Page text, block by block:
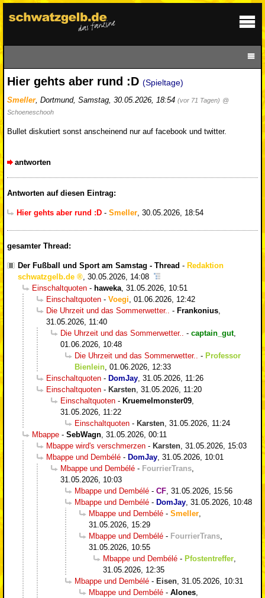
Hier gehts aber rund :D (Spieltage)
Smeller, Dortmund, Samstag, 30.05.2026, 18:54 (vor 71 Tagen) @
Schoeneschooh
Bullet diskutiert sonst anscheinend nur auf facebook und twitter.
antworten
Antworten auf diesen Eintrag:
Hier gehts aber rund :D - Smeller, 30.05.2026, 18:54
gesamter Thread:
Der Fußball und Sport am Samstag - Thread - Redaktion
schwatzgelb.de
30.05.2026, 14:08
Einschaltquoten - haweka 31.05.2026, 10:51
Einschaltquoten - Voegi 01.06.2026, 12:42
Die Uhrzeit und das Sommerwetter..
- Frankonius
31.05.2026, 11:40
Die Uhrzeit und das Sommerwetter..
- captain_gut,
01.06.2026, 10:48
Die Uhrzeit und das Sommerwetter..
- Professor
Bienlein 01.06.2026, 12:33
Einschaltquoten - DomJay 31.05.2026, 11:26
Einschaltquoten - Karsten 31.05.2026, 11:20
Einschaltquoten - Kruemelmonster09
31.05.2026, 11:22
Einschaltquoten - Karsten 31.05.2026, 11:24
Mbappe - SebWagn 31.05.2026, 00:11
Mbappe wird's verschmerzen - Karsten 31.05.2026, 15:03
Mbappe und Dembélé - DomJay 31.05.2026, 10:01
Mbappe und Dembélé - FourrierTrans
31.05.2026, 10:03
Mbappe und Dembélé - CF 31.05.2026, 15:56
Mbappe und Dembélé - DomJay 31.05.2026, 10:48
Mbappe und Dembélé - Smeller
31.05.2026, 15:29
Mbappe und Dembélé - FourrierTrans
31.05.2026, 10:55
Mbappe und Dembélé - Pfostentreffer
31.05.2026, 12:35
Mbappe und Dembélé - Eisen 31.05.2026, 10:31
Mbappe und Dembélé - Alones